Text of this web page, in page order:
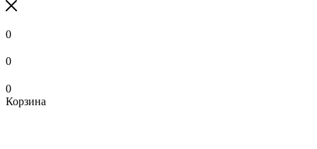
0
0
0
Корзина